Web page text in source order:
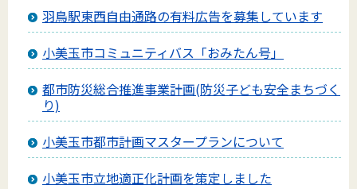
羽鳥駅東西自由通路の有料広告を募集しています
小美玉市コミュニティバス「おみたん号」
都市防災総合推進事業計画(防災子ども安全まちづく
り)
小美玉市都市計画マスタープランについて
小美玉市立地適正化計画を策定しました